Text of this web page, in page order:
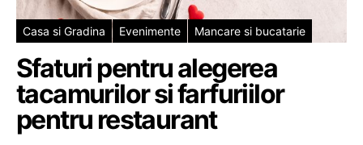
Casa si Gradina Evenimente Mancare si bucatarie
Sfaturi pentru alegerea
tacamurilor si farfuriilor
pentru restaurant